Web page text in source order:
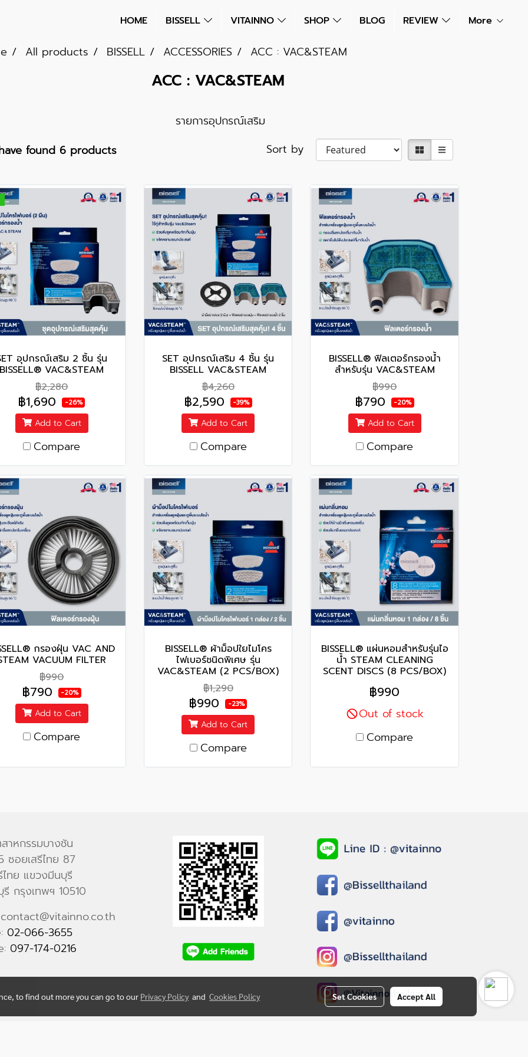
HOME BISSELL VITAINNO SHOP BLOG REVIEW More
All products BISSELL ACCESSORIES ACC : VAC&STEAM
ACC : VAC&STEAM
รายการอุปกรณ์เสริม
found 6 products
Sort by
อุปกรณ์เสริม 2 ชิ้น รุ่น
BISSELL® VAC&STEAM
฿2,280
฿1,690 -26%
Add to Cart
Compare
SET อุปกรณ์เสริม 4 ชิ้น รุ่น
BISSELL VAC&STEAM
฿4,260
฿2,590 -39%
Add to Cart
Compare
BISSELL® ฟิลเตอร์กรองน้ำ
สำหรับรุ่น VAC&STEAM
฿990
฿790 -20%
Add to Cart
Compare
กรองฝุ่น VAC AND
VACUUM FILTER
฿990
฿790 -20%
Add to Cart
Compare
BISSELL® ผ้าม็อปใยไมโคร
ไฟเบอร์ชนิดพิเศษ รุ่น
VAC&STEAM (2 PCS/BOX)
฿1,290
฿990 -23%
Add to Cart
Compare
BISSELL® แผ่นหอมสำหรับรุ่นไอ
น้ำ STEAM CLEANING
SCENT DISCS (8 PCS/BOX)
฿990
Out of stock
Compare
าหกรรมบางชัน
ซอยเสรีไทย 87
ไทย แขวงมีนบุรี
กรุงเทพฯ 10510
02-066-3655
097-174-0216
to find out more you can go to our Privacy Policy andCookies Policy Set Cookies Accept All